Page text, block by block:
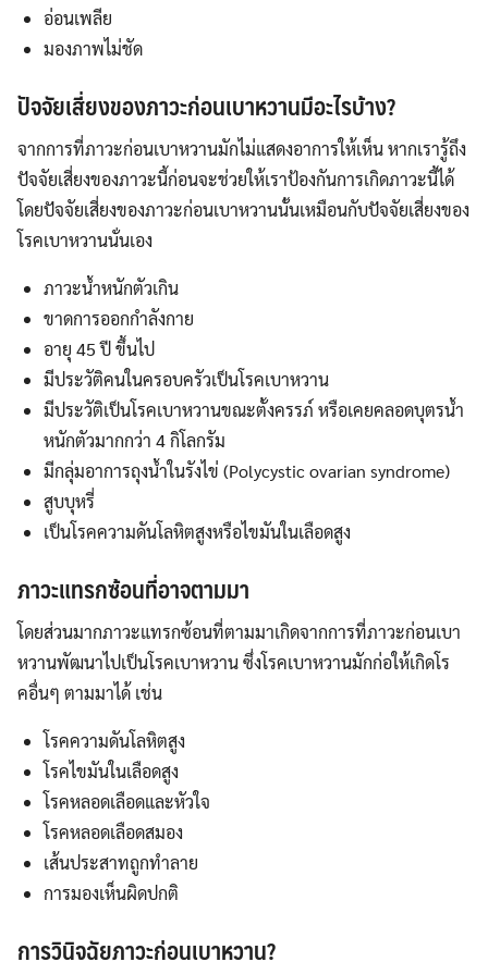
อ่อนเพลีย
มองภาพไม่ชัด
ปัจจัยเสี่ยงของภาวะก่อนเบาหวานมีอะไรบ้าง?
จากการที่ภาวะก่อนเบาหวานมักไม่แสดงอาการให้เห็น หากเรารู้ถึง
ปัจจัยเสี่ยงของภาวะนี้ก่อนจะช่วยให้เราป้องกันการเกิดภาวะนี้ได้
โดยปัจจัยเสี่ยงของภาวะก่อนเบาหวานนั้นเหมือนกับปัจจัยเสี่ยงของ
โรคเบาหวานนั่นเอง
ภาวะน้ำหนักตัวเกิน
ขาดการออกกำลังกาย
อายุ 45 ปี ขึ้นไป
มีประวัติคนในครอบครัวเป็นโรคเบาหวาน
มีประวัติเป็นโรคเบาหวานขณะตั้งครรภ์ หรือเคยคลอดบุตรน้ำ
หนักตัวมากกว่า 4 กิโลกรัม
มีกลุ่มอาการถุงน้ำในรังไข่ (Polycystic ovarian syndrome)
สูบบุหรี่
เป็นโรคความดันโลหิตสูงหรือไขมันในเลือดสูง
ภาวะแทรกซ้อนที่อาจตามมา
โดยส่วนมากภาวะแทรกซ้อนที่ตามมาเกิดจากการที่ภาวะก่อนเบา
หวานพัฒนาไปเป็นโรคเบาหวาน ซึ่งโรคเบาหวานมักก่อให้เกิดโร
คอื่นๆ ตามมาได้ เช่น
โรคความดันโลหิตสูง
โรคไขมันในเลือดสูง
โรคหลอดเลือดและหัวใจ
โรคหลอดเลือดสมอง
เส้นประสาทถูกทำลาย
การมองเห็นผิดปกติ
การวินิจฉัยภาวะก่อนเบาหวาน?